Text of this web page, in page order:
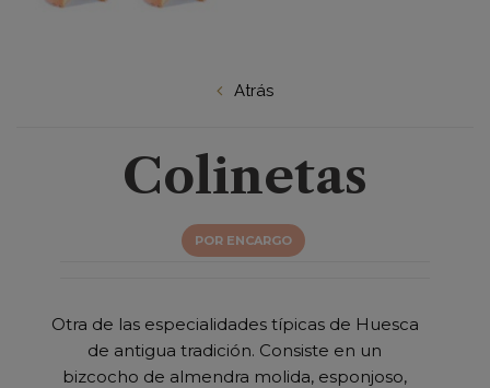
Atrás
Colinetas
POR ENCARGO
Otra de las especialidades típicas de Huesca
de antigua tradición. Consiste en un
bizcocho de almendra molida, esponjoso,